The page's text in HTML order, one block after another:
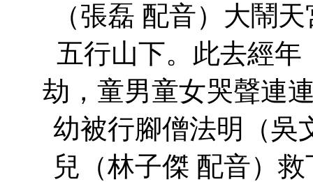
（張磊 配音）大鬧
五行山下。此去經
劫，童男童女哭聲連
幼被行腳僧法明（吳
兒（林子傑 配音）